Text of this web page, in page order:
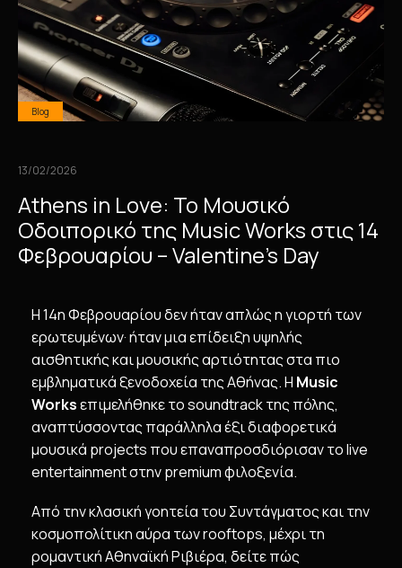
Blog
13/02/2026
Athens in Love: Το Μουσικό
Οδοιπορικό της Music Works στις 14
Φεβρουαρίου – Valentine’s Day
Η 14η Φεβρουαρίου δεν ήταν απλώς η γιορτή των
ερωτευμένων· ήταν μια επίδειξη υψηλής
αισθητικής και μουσικής αρτιότητας στα πιο
εμβληματικά ξενοδοχεία της Αθήνας. Η Music
Worksεπιμελήθηκε το soundtrack της πόλης,
αναπτύσσοντας παράλληλα έξι διαφορετικά
μουσικά projects που επαναπροσδιόρισαν το live
entertainment στην premium φιλοξενία.
Από την κλασική γοητεία του Συντάγματος και την
κοσμοπολίτικη αύρα των rooftops, μέχρι τη
ρομαντική Αθηναϊκή Ριβιέρα, δείτε πώς